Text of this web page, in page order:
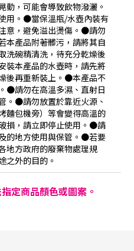
，可能會導致飲物潑灑。
用。●當保溫瓶/水壺內裝有
意，避免溢出燙傷。●請勿
本產品附著髒污，請將其自
洗碗精清洗，待充分乾燥後
裝本產品的水壺時，請先將
後再重新裝上。●本產品不
●請勿在高溫多濕、直射日
。●請勿放置於靠近火源、
麵包機旁）等會變得高溫的
損，請立即停止使用。●請
的地方使用與保管。●若要
地方政府的廢棄物處理規
之外的目的。
定商品顏色或圖案。